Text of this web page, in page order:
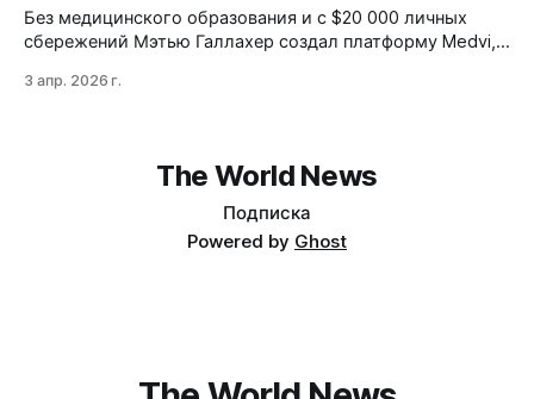
Без медицинского образования и с $20 000 личных
сбережений Мэтью Галлахер создал платформу Medvi,
250 000 клиентов. Ключ к успеху — автоматизация с
3 апр. 2026 г.
The World News
Подписка
Powered by Ghost